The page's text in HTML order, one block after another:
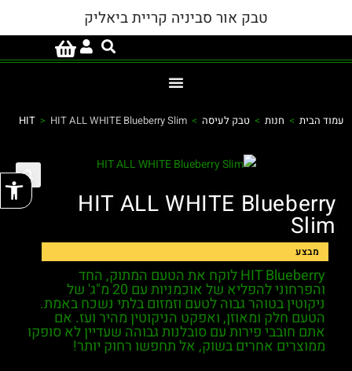
טבק אור סביניה קריית ביאליק
עמוד הבית > חנות > טבק לעיסה >
HIT > HIT ALL WHITE Blueberry Slim
מבצע
HIT ALL WHITE Blueberry
Slim
HIT Blueberryלוקח את הטעם המתוק, החד
והפרחוני להפליא של אוכמניות עם 20 מ"ג' של
ניקוטין בטוהר גבוה לטעם וזמזום בלתי נשכח באמת.
הטעם חלק ומאוזן, ואפקט הניקוטין מהיר ועז. אם
אתם חובבי פירות עם סובלנות גבוהה שעדיין לא סופקו
ממוצרים אחרים בשוק, אל תחפשו רחוק יותר!